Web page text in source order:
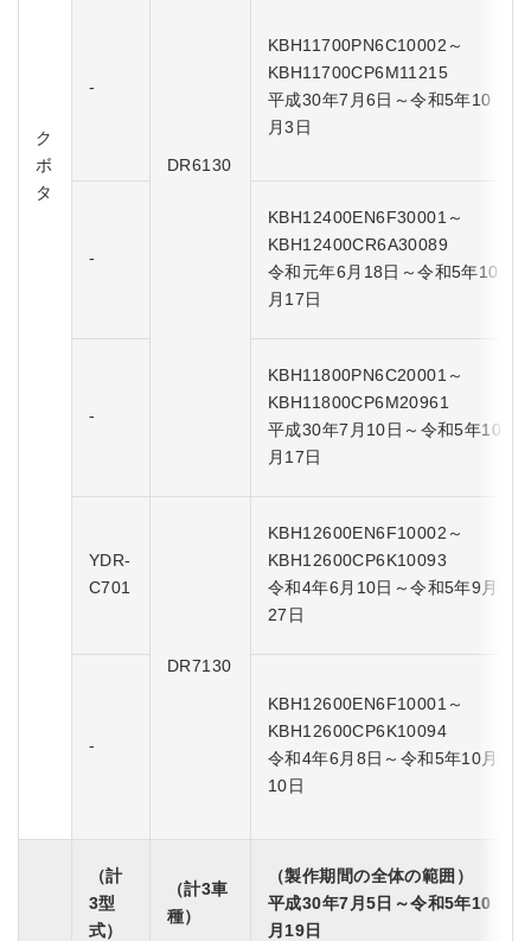
ク
ボ
タ
DR6130
-
KBH11700PN6C10002～
KBH11700CP6M11215
平成30年7月6日～令和5年10
月3日
-
KBH12400EN6F30001～
KBH12400CR6A30089
令和元年6月18日～令和5年10
月17日
-
KBH11800PN6C20001～
KBH11800CP6M20961
平成30年7月10日～令和5年10
月17日
YDR-
C701
DR7130
KBH12600EN6F10002～
KBH12600CP6K10093
令和4年6月10日～令和5年9月
27日
-
KBH12600EN6F10001～
KBH12600CP6K10094
令和4年6月8日～令和5年10月
10日
（計
3型
式）
（計3車
種）
（製作期間の全体の範囲）
平成30年7月5日～令和5年10
月19日